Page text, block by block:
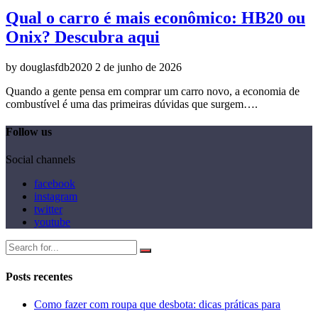
Qual o carro é mais econômico: HB20 ou
Onix? Descubra aqui
by douglasfdb2020 2 de junho de 2026
Quando a gente pensa em comprar um carro novo, a economia de
combustível é uma das primeiras dúvidas que surgem….
Follow us
Social channels
facebook
instagram
twitter
youtube
Posts recentes
Como fazer com roupa que desbota: dicas práticas para